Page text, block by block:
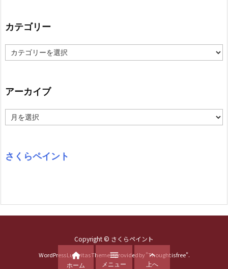
カテゴリー
テ
ー
アーカイブ
ー
ブ
さくらペイント
Copyright © さくらペイント
WordPress Luxeritas Theme is provided by "Thought is free".

ホーム

メニュー

上へ